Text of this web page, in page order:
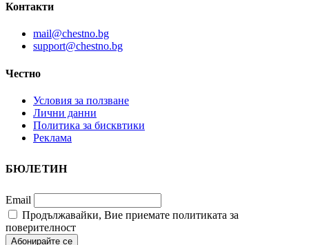
Контакти
mail@chestno.bg
support@chestno.bg
Честно
Условия за ползване
Лични данни
Политика за бисквтики
Реклама
БЮЛЕТИН
Email
Продължавайки, Вие приемате политиката за
поверителност